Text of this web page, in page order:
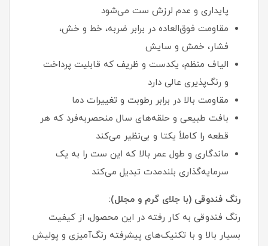
پایداری و عدم لرزش ست می‌شود
مقاومت فوق‌العاده در برابر ضربه، خط و خش،
فشار، خمش و سایش
الیاف منظم، یکدست و ظریف که قابلیت پرداخت
و رنگ‌پذیری عالی دارد
مقاومت بالا در برابر رطوبت و تغییرات دما
بافت طبیعی و حلقه‌های سال منحصربه‌فرد که هر
قطعه را کاملاً یکتا و بی‌نظیر می‌کند
ماندگاری و طول عمر بالا که این ست را به یک
سرمایه‌گذاری بلندمدت تبدیل می‌کند
رنگ فندوقی (با جلای گرم و مجلل):
رنگ فندوقی به کار رفته در این محصول، از کیفیت
بسیار بالا و با تکنیک‌های پیشرفته رنگ‌آمیزی و پولیش